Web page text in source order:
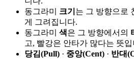
동그라미 크기 는 그 방향으로
게 그려집니다.
동그라미 색은 그 방향에서의
고, 빨강은 안타가 많다는 뜻입
당김(Pull) · 중앙(Cent) · 반대